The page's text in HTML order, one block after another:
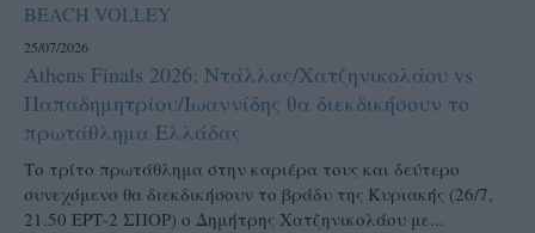
BEACH VOLLEY
25/07/2026
Athens Finals 2026: Ντάλλας/Χατζηνικολάου vs
Παπαδημητρίου/Ιωαννίδης θα διεκδικήσουν το
πρωτάθλημα Ελλάδας
Το τρίτο πρωτάθλημα στην καριέρα τους και δεύτερο
συνεχόμενο θα διεκδικήσουν το βράδυ της Κυριακής (26/7,
21.50 ΕΡΤ-2 ΣΠΟΡ) ο Δημήτρης Χατζηνικολάου με...